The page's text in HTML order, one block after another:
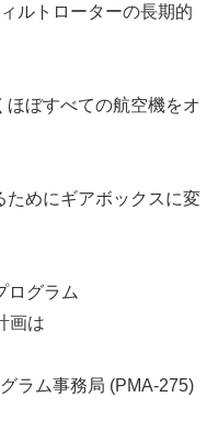
ルトローターの長期的
ぼすべての航空機をオ
ためにギアボックスに変
ログラム
画は
ラム事務局 (PMA-275)